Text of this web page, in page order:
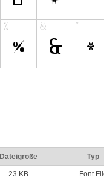
Dateigröße Typ
23 KB Font